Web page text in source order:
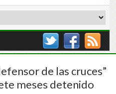
de las cruces”
meses detenido